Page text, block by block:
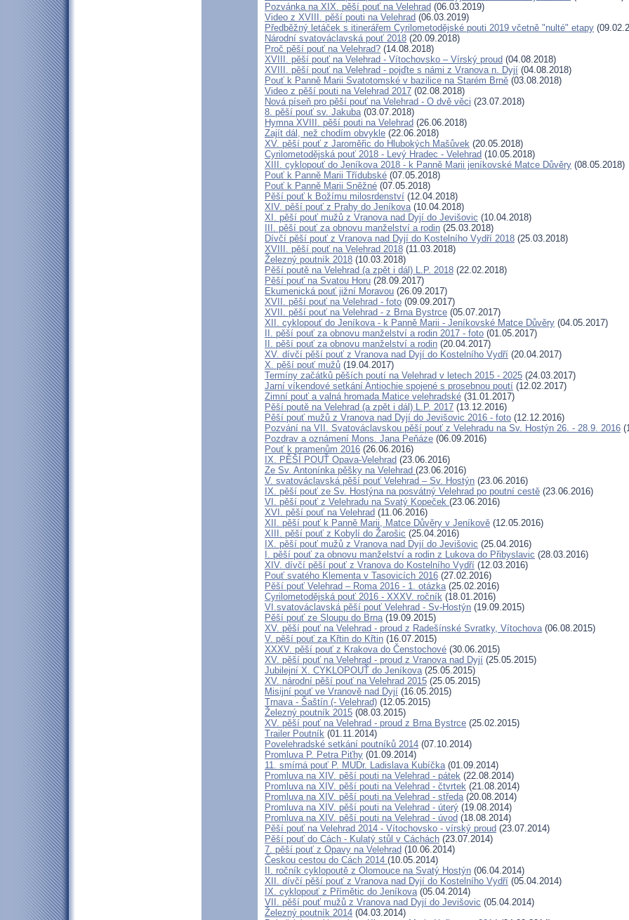
Pozvánka na XIX. pěší pouť na Velehrad (06.03.2019)
Video z XVIII. pěší pouti na Velehrad (06.03.2019)
Předběžný letáček s itinerářem Cyrilometodějské pouti 2019 včetně "nulté" etapy
Národní svatováclavská pouť 2018 (20.09.2018)
Proč pěší pouť na Velehrad? (14.08.2018)
XVIII. pěší pouť na Velehrad - Vítochovsko – Vírský proud (04.08.2018)
XVIII. pěší pouť na Velehrad - pojďte s námi z Vranova n. Dyjí (04.08.2018)
Pouť k Panně Marii Svatotomské v bazilice na Starém Brně (03.08.2018)
Video z pěší pouti na Velehrad 2017 (02.08.2018)
Nová píseň pro pěší pouť na Velehrad - O dvě věci (23.07.2018)
8. pěší pouť sv. Jakuba(03.07.2018)
Hymna XVIII. pěší pouti na Velehrad (26.06.2018)
Zajít dál, než chodím obvykle (22.06.2018)
XV. pěší pouť z Jaroměřic do Hlubokých Mašůvek (20.05.2018)
Cyrilometodějská pouť 2018 - Levý Hradec - Velehrad (10.05.2018)
XIII. cyklopouť do Jeníkova 2018 - k Panně Marii jeníkovské Matce Důvěry (08.05.2018)
Pouť k Panně Marii Třídubské (07.05.2018)
Pouť k Panně Marii Sněžné (07.05.2018)
Pěší pouť k Božímu milosrdenství (12.04.2018)
XIV. pěší pouť z Prahy do Jeníkova(10.04.2018)
XI. pěší pouť mužů z Vranova nad Dyjí do Jevišovic (10.04.2018)
III. pěší pouť za obnovu manželství a rodin (25.03.2018)
Dívčí pěší pouť z Vranova nad Dyjí do Kostelního Vydří 2018 (25.03.2018)
XVIII. pěší pouť na Velehrad 2018 (11.03.2018)
Železný poutník 2018 (10.03.2018)
Pěší poutě na Velehrad (a zpět i dál) L.P. 2018 (22.02.2018)
Pěší pouť na Svatou Horu (28.09.2017)
Ekumenická pouť jižní Moravou (26.09.2017)
XVII. pěší pouť na Velehrad - foto (09.09.2017)
XVII. pěší pouť na Velehrad - z Brna Bystrce (05.07.2017)
XII. cyklopouť do Jeníkova - k Panně Marii - Jeníkovské Matce Důvěry (04.05.2017)
II. pěší pouť za obnovu manželství a rodin 2017 - foto (01.05.2017)
II. pěší pouť za obnovu manželství a rodin (20.04.2017)
XV. dívčí pěší pouť z Vranova nad Dyjí do Kostelního Vydří (20.04.2017)
X. pěší pouť mužů (19.04.2017)
Termíny začátků pěších poutí na Velehrad v letech 2015 - 2025 (24.03.2017)
Jarní víkendové setkání Antiochie spojené s prosebnou poutí (12.02.2017)
Zimní pouť a valná hromada Matice velehradské (31.01.2017)
Pěší poutě na Velehrad (a zpět i dál) L.P. 2017 (13.12.2016)
Pěší pouť mužů z Vranova nad Dyjí do Jevišovic 2016 - foto (12.12.2016)
Pozvání na VII. Svatováclavskou pěší pouť z Velehradu na Sv. Hostýn 26. - 28.9. 2016
Pozdrav a oznámení Mons. Jana Peňáze (06.09.2016)
Pouť k pramenům 2016 (26.06.2016)
IX. PĚŠÍ POUŤ Opava-Velehrad (23.06.2016)
Ze Sv. Antonínka pěšky na Velehrad (23.06.2016)
V. svatováclavská pěší pouť Velehrad – Sv. Hostýn (23.06.2016)
IX. pěší pouť ze Sv. Hostýna na posvátný Velehrad po poutní cestě (23.06.2016)
VI. pěší pouť z Velehradu na Svatý Kopeček (23.06.2016)
XVI. pěší pouť na Velehrad (11.06.2016)
XII. pěší pouť k Panně Marii, Matce Důvěry v Jeníkově (12.05.2016)
XIII. pěší pouť z Kobylí do Žarošic (25.04.2016)
IX. pěší pouť mužů z Vranova nad Dyjí do Jevišovic (25.04.2016)
I. pěší pouť za obnovu manželství a rodin z Lukova do Přibyslavic (28.03.2016)
XIV. dívčí pěší pouť z Vranova do Kostelního Vydří (12.03.2016)
Pouť svatého Klementa v Tasovicích 2016 (27.02.2016)
Pěší pouť Velehrad – Roma 2016 - 1. otázka(25.02.2016)
Cyrilometodějská pouť 2016 - XXXV. ročník (18.01.2016)
VI.svatováclavská pěší pouť Velehrad - Sv-Hostýn (19.09.2015)
Pěší pouť ze Sloupu do Brna(19.09.2015)
XV. pěší pouť na Velehrad - proud z Radešínské Svratky, Vítochova(06.08.2015)
V. pěší pouť za Křtin do Křtin (16.07.2015)
XXXV. pěší pouť z Krakova do Čenstochové (30.06.2015)
XV. pěší pouť na Velehrad - proud z Vranova nad Dyjí (25.05.2015)
Jubilejní X. CYKLOPOUŤ do Jeníkova(25.05.2015)
XV. národní pěší pouť na Velehrad 2015 (25.05.2015)
Misijní pouť ve Vranově nad Dyjí (16.05.2015)
Trnava - Šaštín (- Velehrad) (12.05.2015)
Železný poutník 2015 (08.03.2015)
XV. pěší pouť na Velehrad - proud z Brna Bystrce (25.02.2015)
Trailer Poutník (01.11.2014)
Povelehradské setkání poutníků 2014 (07.10.2014)
Promluva P. Petra Piťhy (01.09.2014)
11. smírná pouť P. MUDr. Ladislava Kubíčka(01.09.2014)
Promluva na XIV. pěší pouti na Velehrad - pátek (22.08.2014)
Promluva na XIV. pěší pouti na Velehrad - čtvrtek (21.08.2014)
Promluva na XIV. pěší pouti na Velehrad - středa(20.08.2014)
Promluva na XIV. pěší pouti na Velehrad - úterý (19.08.2014)
Promluva na XIV. pěší pouti na Velehrad - úvod (18.08.2014)
Pěší pouť na Velehrad 2014 - Vítochovsko - vírský proud (23.07.2014)
Pěší pouť do Cách - Kulatý stůl v Cáchách (23.07.2014)
7. pěší pouť z Opavy na Velehrad (10.06.2014)
Českou cestou do Cách 2014 (10.05.2014)
II. ročník cyklopoutě z Olomouce na Svatý Hostýn (06.04.2014)
XII. dívčí pěší pouť z Vranova nad Dyjí do Kostelního Vydří (05.04.2014)
IX. cyklopouť z Přímětic do Jeníkova(05.04.2014)
VII. pěší pouť mužů z Vranova nad Dyjí do Jevišovic (05.04.2014)
Železný poutník 2014 (04.03.2014)